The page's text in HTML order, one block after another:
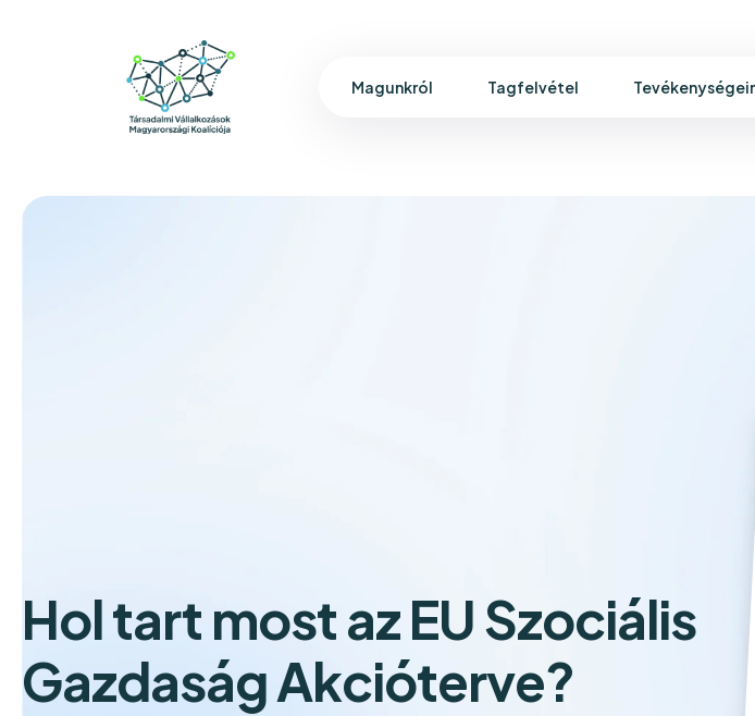
Magunkról Tagfelvétel
Hol tart most az EU Szociális
Gazdaság Akcióterve?